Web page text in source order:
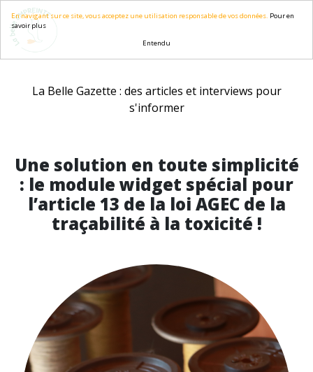
Entendu
En navigant sur ce site, vous acceptez une utilisation responsable de vos données. Pour en
savoir plus
La Belle Gazette : des articles et interviews pour
s'informer
Une solution en toute simplicité
: le module widget spécial pour
l’article 13 de la loi AGEC de la
traçabilité à la toxicité !